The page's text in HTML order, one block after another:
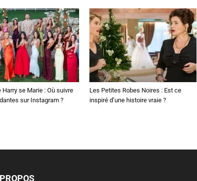
Harry se Marie : Où suivre
sur Instagram ?
Les Petites Robes Noires : Est ce
inspiré d’une histoire vraie ?